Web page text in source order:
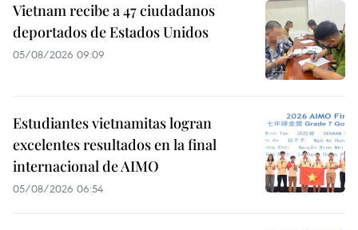
Vietnam recibe a 47 ciudadanos
deportados de Estados Unidos
05/08/2026 09:09
Estudiantes vietnamitas logran
excelentes resultados en la final
internacional de AIMO
05/08/2026 06:54